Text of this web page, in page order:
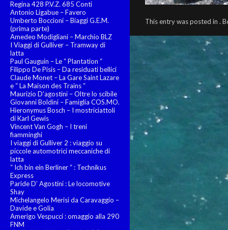
Regina 428 P.V.Z. 685 Conti
Antonio Ligabue – Favero
Umberto Boccioni – Biaggi G.E.M.
(prima parte)
Amedeo Modigliani – Marchio BLZ
I Viaggi di Gulliver – Tramway di
latta
Paul Gauguin – Le “ Plantation “
Filippo De Pisis – Da residuati bellici
Claude Monet – La Gare Saint Lazare
e “ La Maison des Trains “
Maurizio D’agostini – Oltre lo scibile
Giovanni Boldini – Famiglia COS.MO.
Hieronymus Bosch – I mostriciattoli
di Karl Gewis
Vincent Van Gogh – I treni
fiamminghi
I viaggi di Gulliver 2 : viaggio su
piccole automotrici meccaniche di
latta
“ Ich bin ein Berliner “ : Technikus
Express
Paride D’ Agostini : Le locomotive
Shay
Michelangelo Merisi da Caravaggio –
Davide e Golia
Amerigo Vespucci : omaggio alla 290
FNM
This entry was posted in .